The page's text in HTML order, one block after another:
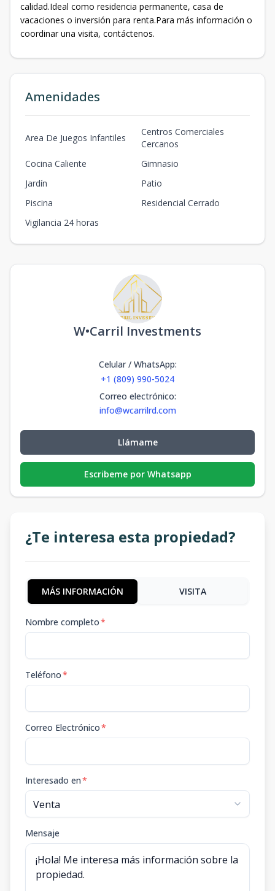
calidad.Ideal como residencia permanente, casa de
vacaciones o inversión para renta.Para más información o
coordinar una visita, contáctenos.
Amenidades
Area De Juegos Infantiles
Centros Comerciales
Cercanos
Cocina Caliente
Gimnasio
Jardín
Patio
Piscina
Residencial Cerrado
Vigilancia 24 horas
W•Carril Investments
Celular / WhatsApp:
+1 (809) 990-5024
Correo electrónico:
info@wcarrilrd.com
Llámame
Escribeme por Whatsapp
¿Te interesa esta propiedad?
MÁS INFORMACIÓN VISITA
Nombre completo*
Teléfono*
Correo Electrónico*
Interesado en*
Mensaje